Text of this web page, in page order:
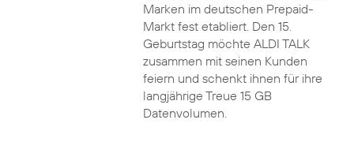
Marken im deutschen Prepaid-
Markt fest etabliert. Den 15.
Geburtstag möchte ALDI TALK
zusammen mit seinen Kunden
feiern und schenkt ihnen für ihre
langjährige Treue 15 GB
Datenvolumen.